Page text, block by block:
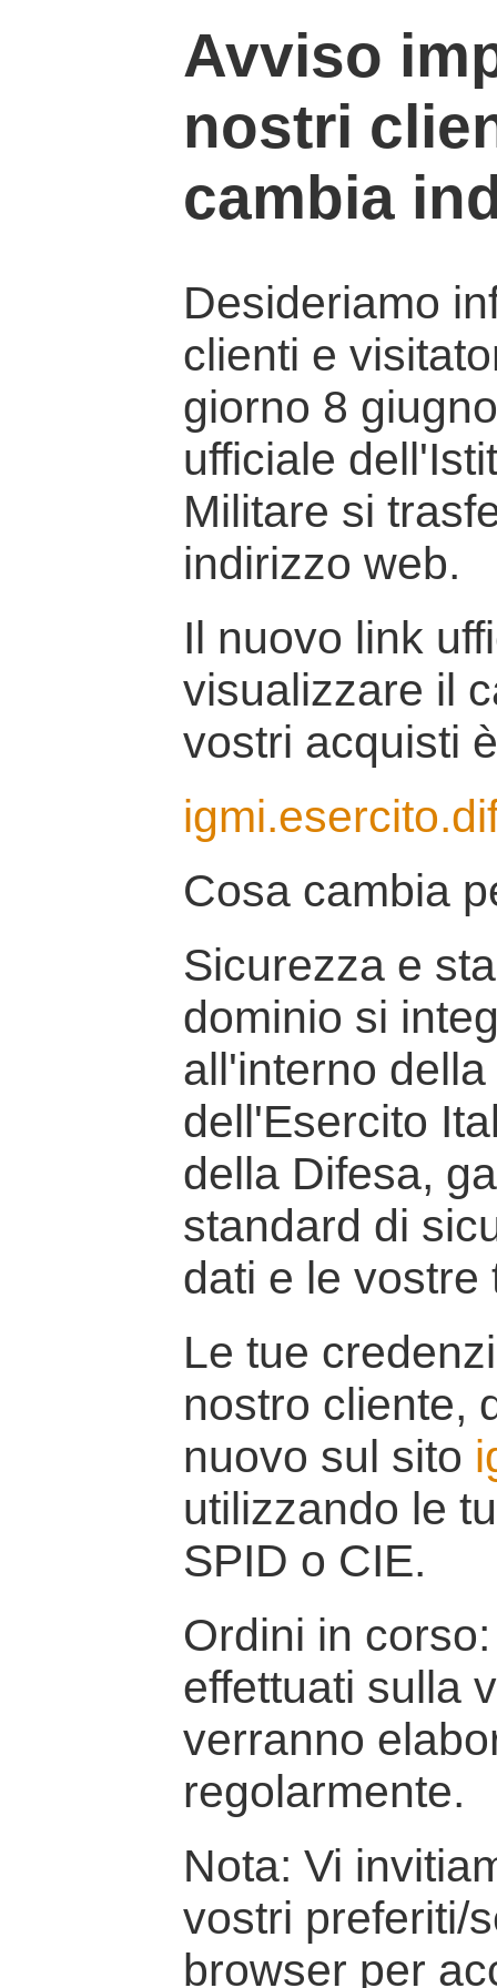
Avviso
nostri
cambia
Desideriamo
clienti e
giorno 8
ufficiale
Militare si
indirizzo web.
Il nuovo link
visualizzare il
vostri acquisti
Cosa cambia
Sicurezza e
dominio si
all'interno
dell'Esercito
della Difesa,
standard di
dati e le vostre
Le tue
nostro cliente,
nuovo sul sito
utilizzando le
SPID o CIE.
Ordini in
effettuati sulla
verranno
regolarmente.
Nota: Vi
vostri preferiti/
browser per